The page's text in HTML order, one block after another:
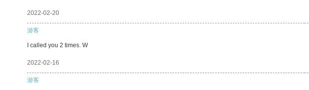
2022-02-20
游客
I called you 2 times. W
2022-02-16
游客